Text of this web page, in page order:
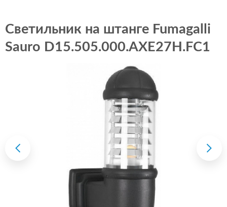
Светильник на штанге Fumagalli
Sauro D15.505.000.AXE27H.FC1